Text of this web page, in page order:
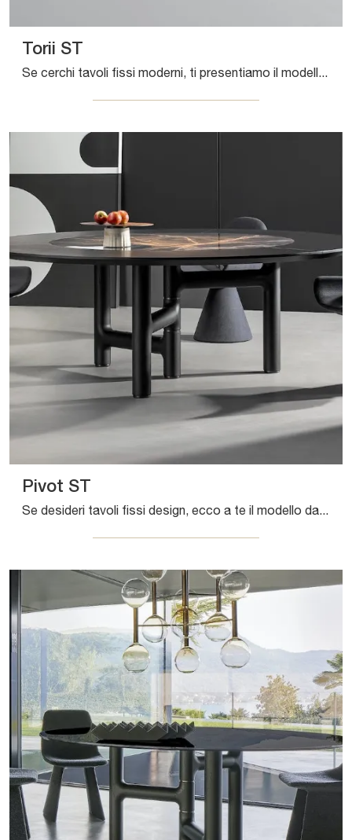
Torii ST
Se cerchi tavoli fissi moderni, ti presentiamo il modello da pranzo in legno Torii ST della marca Bonaldo.
Pivot ST
Se desideri tavoli fissi design, ecco a te il modello da pranzo in legno Pivot ST del brand Bonaldo.